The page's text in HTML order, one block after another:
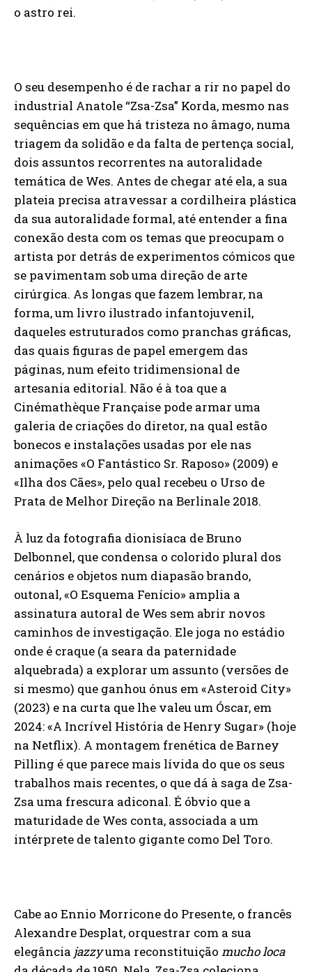
o astro rei.
O seu desempenho é de rachar a rir no papel do
industrial Anatole “Zsa-Zsa” Korda, mesmo nas
sequências em que há tristeza no âmago, numa
triagem da solidão e da falta de pertença social,
dois assuntos recorrentes na autoralidade
temática de Wes. Antes de chegar até ela, a sua
plateia precisa atravessar a cordilheira plástica
da sua autoralidade formal, até entender a fina
conexão desta com os temas que preocupam o
artista por detrás de experimentos cómicos que
se pavimentam sob uma direção de arte
cirúrgica. As longas que fazem lembrar, na
forma, um livro ilustrado infantojuvenil,
daqueles estruturados como pranchas gráficas,
das quais figuras de papel emergem das
páginas, num efeito tridimensional de
artesania editorial. Não é à toa que a
Cinémathèque Française pode armar uma
galeria de criações do diretor, na qual estão
bonecos e instalações usadas por ele nas
animações «O Fantástico Sr. Raposo» (2009) e
«Ilha dos Cães», pelo qual recebeu o Urso de
Prata de Melhor Direção na Berlinale 2018.
À luz da fotografia dionisíaca de Bruno
Delbonnel, que condensa o colorido plural dos
cenários e objetos num diapasão brando,
outonal, «O Esquema Fenício» amplia a
assinatura autoral de Wes sem abrir novos
caminhos de investigação. Ele joga no estádio
onde é craque (a seara da paternidade
alquebrada) a explorar um assunto (versões de
si mesmo) que ganhou ónus em «Asteroid City»
(2023) e na curta que lhe valeu um Óscar, em
2024: «A Incrível História de Henry Sugar» (hoje
na Netflix). A montagem frenética de Barney
Pilling é que parece mais lívida do que os seus
trabalhos mais recentes, o que dá à saga de Zsa-
Zsa uma frescura adiconal. É óbvio que a
maturidade de Wes conta, associada a um
intérprete de talento gigante como Del Toro.
Cabe ao Ennio Morricone do Presente, o francês
Alexandre Desplat, orquestrar com a sua
elegância jazzyuma reconstituição mucho loca